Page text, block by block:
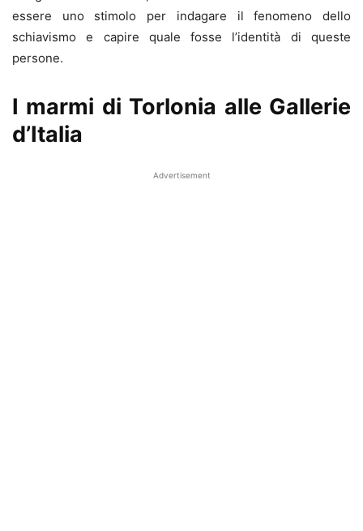
essere uno stimolo per indagare il fenomeno dello
schiavismo e capire quale fosse l’identità di queste
persone.
I marmi di Torlonia alle Gallerie
d’Italia
Advertisement